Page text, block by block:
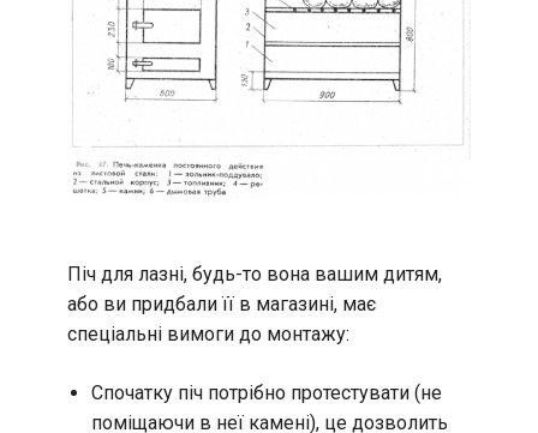
Піч для лазні, будь-то вона вашим дитям,
або ви придбали її в магазині, має
спеціальні вимоги до монтажу:
Спочатку піч потрібно протестувати (не
поміщаючи в неї камені), це дозволить